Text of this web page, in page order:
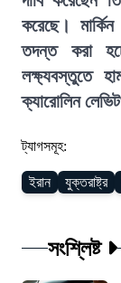
করেছে।
তদন্ত করা
লক্ষ্যবস্তুতে
ক্যারোলিন
ট্যাগসমূহ:
ইরান যুক্তরাষ্ট্র
সংশ্লিষ্ট